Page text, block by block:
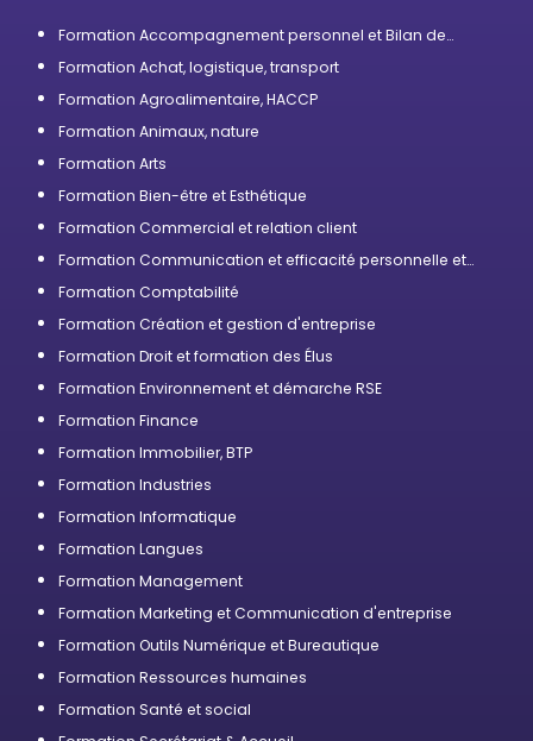
Formation Accompagnement personnel et Bilan de
Formation Achat, logistique, transport
Formation Agroalimentaire, HACCP
Formation Animaux, nature
Formation Arts
Formation Bien-être et Esthétique
Formation Commercial et relation client
Formation Communication et efficacité personnelle et
Formation Comptabilité
Formation Création et gestion d'entreprise
Formation Droit et formation des Élus
Formation Environnement et démarche RSE
Formation Finance
Formation Immobilier, BTP
Formation Industries
Formation Informatique
Formation Langues
Formation Management
Formation Marketing et Communication d'entreprise
Formation Outils Numérique et Bureautique
Formation Ressources humaines
Formation Santé et social